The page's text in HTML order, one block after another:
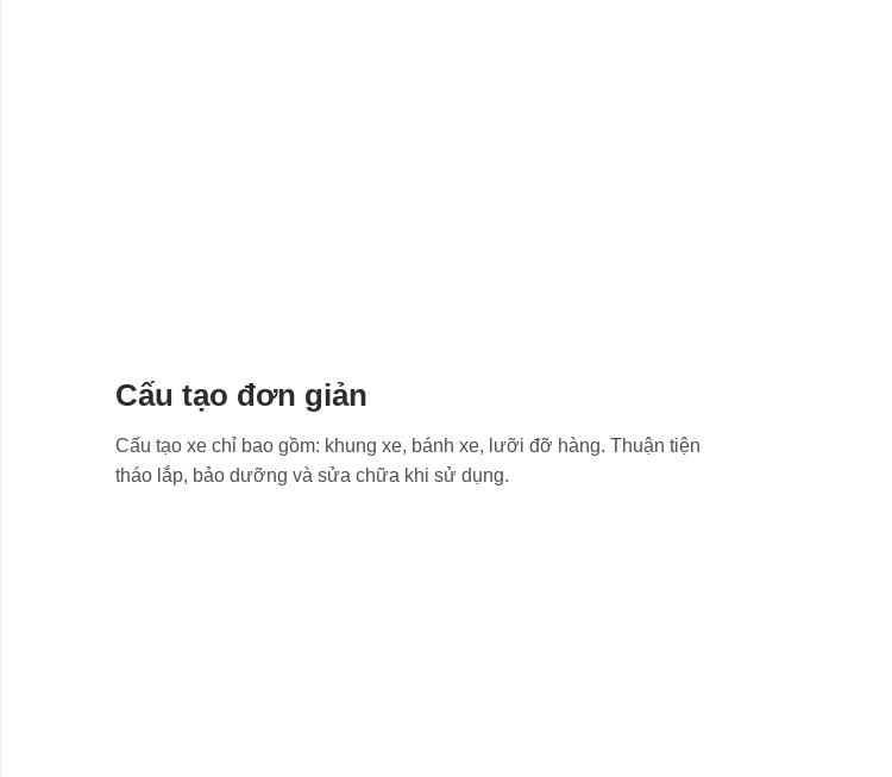
Cấu tạo đơn giản
Cấu tạo xe chỉ bao gồm: khung xe, bánh xe, lưỡi đỡ hàng. Thuận tiện
tháo lắp, bảo dưỡng và sửa chữa khi sử dụng.